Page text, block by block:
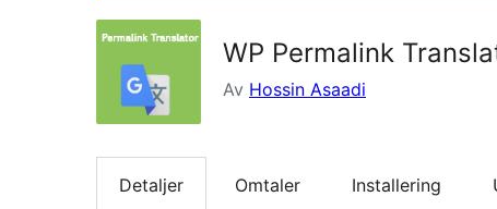
WP Permalink
Av Hossin Asaadi
Detaljer Omtaler Installering